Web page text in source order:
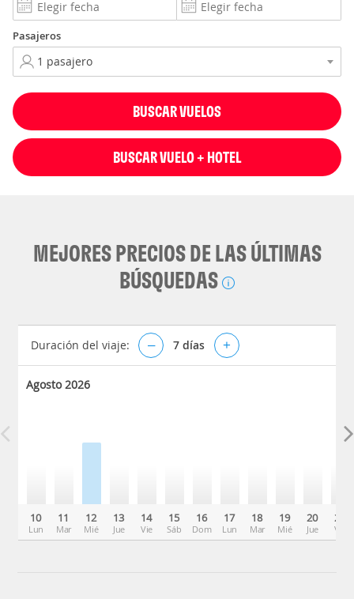
Pasajeros
BUSCAR VUELOS
BUSCAR VUELO + HOTEL
MEJORES PRECIOS DE LAS ÚLTIMAS
BÚSQUEDAS
Duración del viaje: – 7 días +
Agosto 2026
10
Lun
11
Mar
12
Mié
13
Jue
14
Vie
15
Sáb
16
Dom
17
Lun
18
Mar
19
Mié
20
Jue
21
Vie